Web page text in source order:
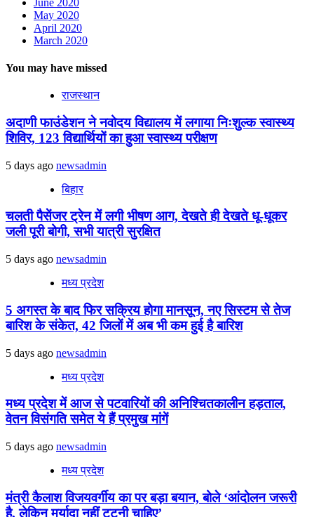
May 2020
April 2020
March 2020
You may have missed
राजस्थान
अदाणी फाउंडेशन ने नवोदय विद्यालय में लगाया निःशुल्क स्वास्थ्य
शिविर, 123 विद्यार्थियों का हुआ स्वास्थ्य परीक्षण
5 days ago newsadmin
बिहार
चलती पैसेंजर ट्रेन में लगी भीषण आग, देखते ही देखते धू-धूकर
जली पूरी बोगी, सभी यात्री सुरक्षित
5 days ago newsadmin
मध्य प्रदेश
5 अगस्त के बाद फिर सक्रिय होगा मानसून, नए सिस्टम से तेज
बारिश के संकेत, 42 जिलों में अब भी कम हुई है बारिश
5 days ago newsadmin
मध्य प्रदेश
मध्य प्रदेश में आज से पटवारियों की अनिश्चितकालीन हड़ताल,
वेतन विसंगति समेत ये हैं प्रमुख मांगें
5 days ago newsadmin
मध्य प्रदेश
मंत्री कैलाश विजयवर्गीय का पर बड़ा बयान, बोले ‘आंदोलन जरूरी
है, लेकिन मर्यादा नहीं टूटनी चाहिए’